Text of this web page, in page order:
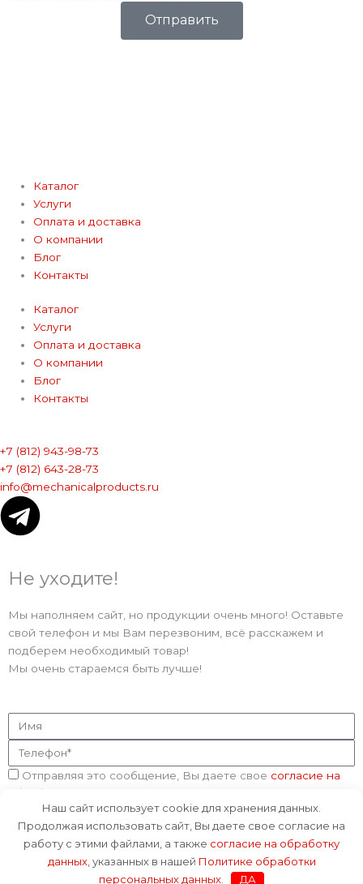
Отправить
Каталог
Услуги
Оплата и доставка
О компании
Блог
Контакты
Каталог
Услуги
Оплата и доставка
О компании
Блог
Контакты
+7 (812) 943-98-73
+7 (812) 643-28-73
info@mechanicalproducts.ru
T
l
e
g
r
a
m
Не уходите!
Мы наполняем сайт, но продукции очень много! Оставьте
свой телефон и мы Вам перезвоним, всё расскажем и
подберем необходимый товар!
Мы очень стараемся быть лучше!
Имя
Телефон
Соглашение
Отправляя это сообщение, Вы даете свое согласие на
обработку данных
обработки персональных данных .
Отправить
Наш сайт использует cookie для хранения данных.
Продолжая использовать сайт, Вы даете свое согласие на
работу с этими файлами, а также согласие на обработку
данных, указанных в нашей Политике обработки
персональных данных. ДА